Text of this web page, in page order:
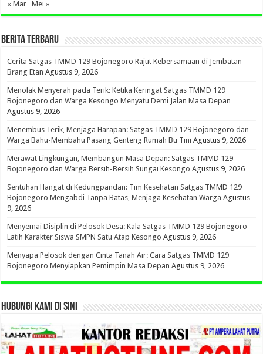
« Mar
Mei »
BERITA TERBARU
Cerita Satgas TMMD 129 Bojonegoro Rajut Kebersamaan di Jembatan
Brang Etan Agustus 9, 2026
Menolak Menyerah pada Terik: Ketika Keringat Satgas TMMD 129
Bojonegoro dan Warga Kesongo Menyatu Demi Jalan Masa Depan
Agustus 9, 2026
Menembus Terik, Menjaga Harapan: Satgas TMMD 129 Bojonegoro dan
Warga Bahu-Membahu Pasang Genteng Rumah Bu Tini Agustus 9, 2026
Merawat Lingkungan, Membangun Masa Depan: Satgas TMMD 129
Bojonegoro dan Warga Bersih-Bersih Sungai Kesongo Agustus 9, 2026
Sentuhan Hangat di Kedungpandan: Tim Kesehatan Satgas TMMD 129
Bojonegoro Mengabdi Tanpa Batas, Menjaga Kesehatan Warga Agustus
9, 2026
Menyemai Disiplin di Pelosok Desa: Kala Satgas TMMD 129 Bojonegoro
Latih Karakter Siswa SMPN Satu Atap Kesongo Agustus 9, 2026
Menyapa Pelosok dengan Cinta Tanah Air: Cara Satgas TMMD 129
Bojonegoro Menyiapkan Pemimpin Masa Depan Agustus 9, 2026
HUBUNGI KAMI DI SINI